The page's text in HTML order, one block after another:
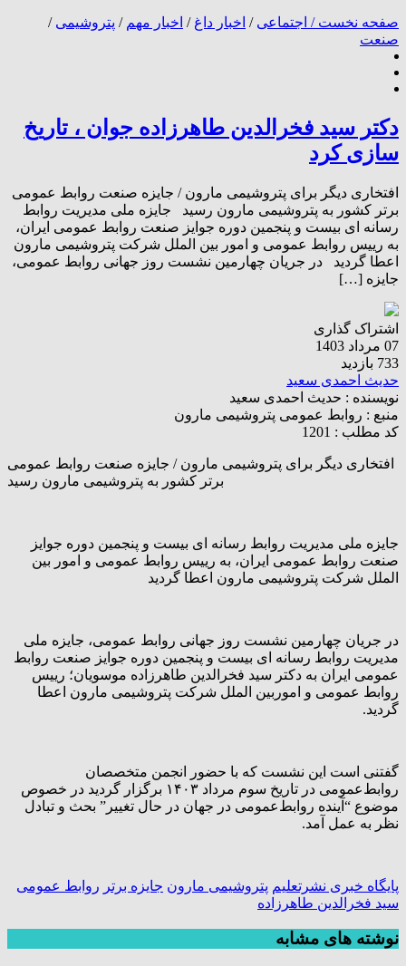
صفحه نخست / اجتماعی / اخبار داغ / اخبار مهم / پتروشیمی /
صنعت
دکتر سید فخرالدین طاهرزاده جوان ، تاریخ
سازی کرد
افتخاری دیگر برای پتروشیمی مارون / جایزه صنعت روابط عمومی
برتر کشور به پتروشیمی مارون رسید جایزه ملی مدیریت روابط
رسانه ای بیست و پنجمین دوره جوایز صنعت روابط عمومی ایران،
به رییس روابط عمومی و امور بین الملل شرکت پتروشیمی مارون
اعطا گردید در جریان چهارمین نشست روز جهانی روابط عمومی،
جایزه […]
اشتراک گذاری
07 مرداد 1403
733 بازدید
حدیث احمدی سعید
نویسنده : حدیث احمدی سعید
منبع : روابط عمومی پتروشیمی مارون
کد مطلب : 1201
افتخاری دیگر برای پتروشیمی مارون / جایزه صنعت روابط عمومی
برتر کشور به پتروشیمی مارون رسید
جایزه ملی مدیریت روابط رسانه ای بیست و پنجمین دوره جوایز
صنعت روابط عمومی ایران، به رییس روابط عمومی و امور بین
الملل شرکت پتروشیمی مارون اعطا گردید
در جریان چهارمین نشست روز جهانی روابط عمومی، جایزه ملی
مدیریت روابط رسانه ای بیست و پنجمین دوره جوایز صنعت روابط
عمومی ایران به دکتر سید فخرالدین طاهرزاده موسویان؛ رییس
روابط عمومی و اموربین الملل شرکت پتروشیمی مارون اعطا
گردید.
گفتنی است این نشست که با حضور انجمن متخصصان
روابط‌عمومی در تاریخ سوم مرداد ۱۴۰۳ برگزار گردید در خصوص
موضوع “آینده روابط‌عمومی در جهان در حال تغییر” بحث و تبادل
نظر به عمل آمد.
پایگاه خبری نشرتعلیم پتروشیمی مارون جایزه برتر روابط عمومی
سید فخرالدین طاهرزاده
نوشته های مشابه